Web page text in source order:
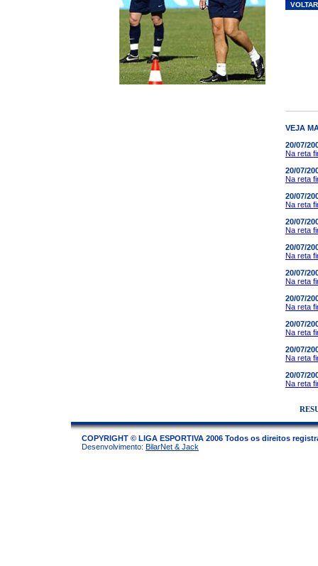
VEJA
20/07/
Na reta
20/07/
Na reta
20/07/
Na reta
20/07/
Na reta
20/07/
Na reta
20/07/
Na reta
20/07/
Na reta
20/07/
Na reta
20/07/
Na reta
20/07/
Na reta
COPYRIGHT © LIGA ESPORTIVA 2006 Todos os direitos
Desenvolvimento: BilarNet & Jack